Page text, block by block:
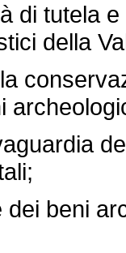
tutela e
della
beni